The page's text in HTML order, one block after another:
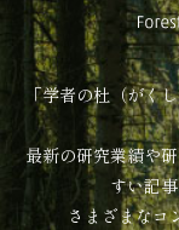
「学者の杜（がく
最新の研究業績や
すい記
さまざまなコ